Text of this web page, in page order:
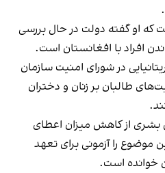
که او گفته دولت در حال بررسی
افراد با افغانستان است.
در شورای امنیت سازمان
طالبان بر زنان و دختران
از کاهش میزان اعطای
موضوع را آزمونی برای تعهد
خوانده است.